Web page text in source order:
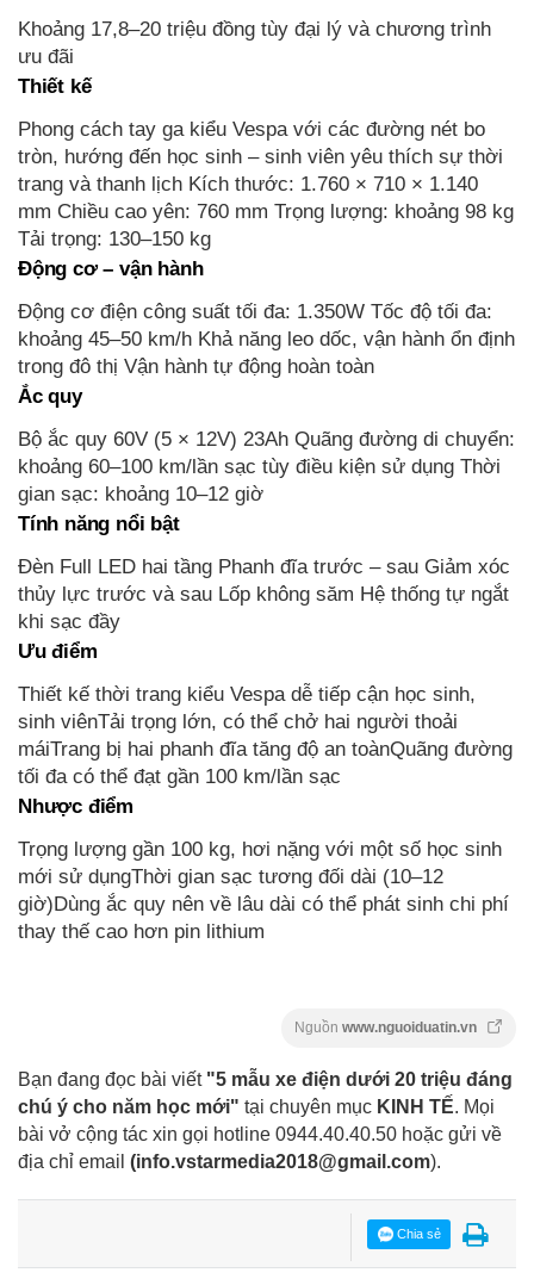
Khoảng 17,8–20 triệu đồng tùy đại lý và chương trình
ưu đãi
Thiết kế
Phong cách tay ga kiểu Vespa với các đường nét bo
tròn, hướng đến học sinh – sinh viên yêu thích sự thời
trang và thanh lịch Kích thước: 1.760 × 710 × 1.140
mm Chiều cao yên: 760 mm Trọng lượng: khoảng 98 kg
Tải trọng: 130–150 kg
Động cơ – vận hành
Động cơ điện công suất tối đa: 1.350W Tốc độ tối đa:
khoảng 45–50 km/h Khả năng leo dốc, vận hành ổn định
trong đô thị Vận hành tự động hoàn toàn
Ắc quy
Bộ ắc quy 60V (5 × 12V) 23Ah Quãng đường di chuyển:
khoảng 60–100 km/lần sạc tùy điều kiện sử dụng Thời
gian sạc: khoảng 10–12 giờ
Tính năng nổi bật
Đèn Full LED hai tầng Phanh đĩa trước – sau Giảm xóc
thủy lực trước và sau Lốp không săm Hệ thống tự ngắt
khi sạc đầy
Ưu điểm
Thiết kế thời trang kiểu Vespa dễ tiếp cận học sinh,
sinh viênTải trọng lớn, có thể chở hai người thoải
máiTrang bị hai phanh đĩa tăng độ an toànQuãng đường
tối đa có thể đạt gần 100 km/lần sạc
Nhược điểm
Trọng lượng gần 100 kg, hơi nặng với một số học sinh
mới sử dụngThời gian sạc tương đối dài (10–12
giờ)Dùng ắc quy nên về lâu dài có thể phát sinh chi phí
thay thế cao hơn pin lithium
Nguồn www.nguoiduatin.vn
Bạn đang đọc bài viết "5 mẫu xe điện dưới 20 triệu đáng
chú ý cho năm học mới" tại chuyên mục KINH TẾ. Mọi
bài vở cộng tác xin gọi hotline 0944.40.40.50 hoặc gửi về
địa chỉ email (info.vstarmedia2018@gmail.com).
Chia sẻ